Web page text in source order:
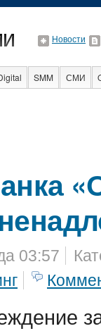
Новости
SMM СМИ
03:57